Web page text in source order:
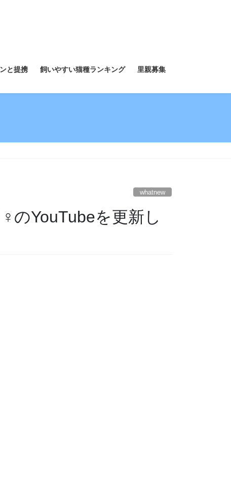
と提携 飼いやすい猫種ランキング 里親募集
whatnew
のYouTubeを更新し